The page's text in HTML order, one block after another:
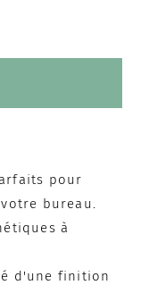
pour
bureau.
à
d'une finition